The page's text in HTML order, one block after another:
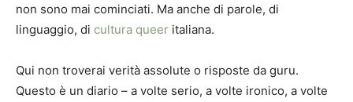
non sono mai cominciati. Ma anche di parole, di
linguaggio, di cultura queer italiana.
Qui non troverai verità assolute o risposte da guru.
Questo è un diario – a volte serio, a volte ironico, a volte